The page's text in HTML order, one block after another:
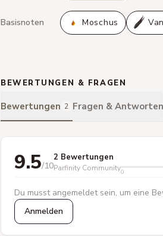
Basisnoten Moschus
BEWERTUNGEN & FRAGEN
Bewertungen 2 Fragen & Antworten
9.5/10
2 Bewertungen
Parfinity Community0
Du musst angemeldet sein, um eine
Anmelden